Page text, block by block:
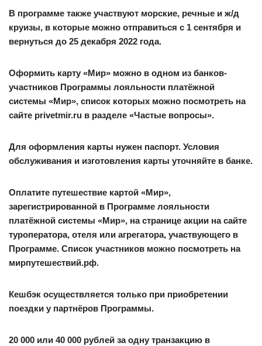
В программе также участвуют морские, речные и ж/д
круизы, в которые можно отправиться с 1 сентября и
вернуться до 25 декабря 2022 года.
Оформить карту «Мир» можно в одном из банков-
участников Программы лояльности платёжной
системы «Мир», список которых можно посмотреть на
сайте privetmir.ru в разделе «Частые вопросы».
Для оформления карты нужен паспорт. Условия
обслуживания и изготовления карты уточняйте в банке.
Оплатите путешествие картой «Мир»,
зарегистрированной в Программе лояльности
платёжной системы «Мир», на странице акции на сайте
туроператора, отеля или агрегатора, участвующего в
Программе. Список участников можно посмотреть на
мирпутешествий.рф.
Кешбэк осуществляется только при приобретении
поездки у партнёров Программы.
20 000 или 40 000 рублей за одну транзакцию в